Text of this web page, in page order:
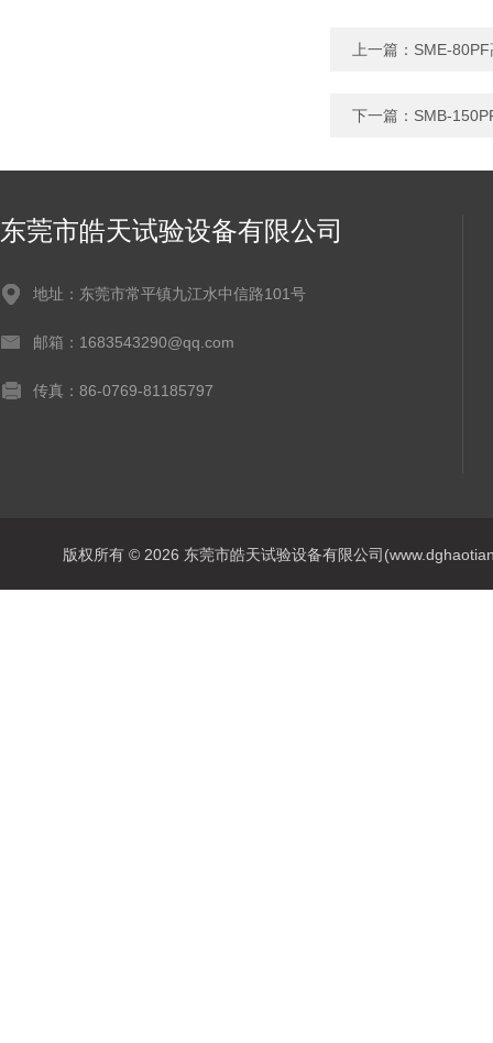
上一篇： SME-
下一篇： SMB-
东莞市皓天试验设备有限公司
地址：东莞市常平镇九江水中信路101号
邮箱：1683543290@qq.com
传真：86-0769-81185797
版权所有 © 2026 东莞市皓天试验设备有限公司